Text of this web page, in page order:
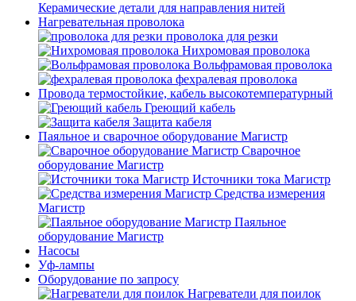
Керамические детали для направления нитей
Нагревательная проволока
проволока для резки
Нихромовая проволока
Вольфрамовая проволока
фехралевая проволока
Провода термостойкие, кабель высокотемпературный
Греющий кабель
Защита кабеля
Паяльное и сварочное оборудование Магистр
Сварочное
оборудование Магистр
Источники тока Магистр
Средства измерения
Магистр
Паяльное
оборудование Магистр
Насосы
Уф-лампы
Оборудование по запросу
Нагреватели для поилок